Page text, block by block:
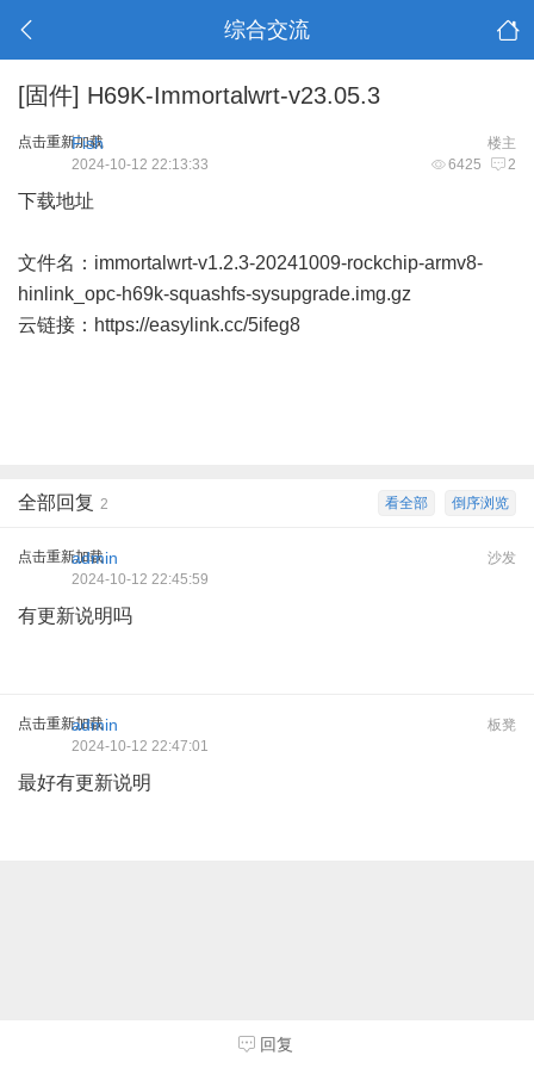
综合交流
[固件] H69K-Immortalwrt-v23.05.3
点击重新加载 楼主
Fish
6425 2
2024-10-12 22:13:33
下载地址
文件名：immortalwrt-v1.2.3-20241009-rockchip-armv8-
hinlink_opc-h69k-squashfs-sysupgrade.img.gz
云链接： https://easylink.cc/5ifeg8
倒序浏览
看全部
全部回复 2
点击重新加载 沙发
admin
2024-10-12 22:45:59
有更新说明吗
点击重新加载 板凳
admin
2024-10-12 22:47:01
最好有更新说明
回复